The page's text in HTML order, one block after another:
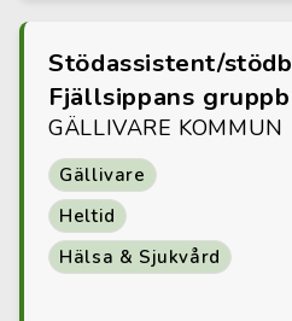
Stödassistent/
Fjällsippans
GÄLLIVARE KOMMUN
Gällivare
Heltid
Hälsa & Sjukvård